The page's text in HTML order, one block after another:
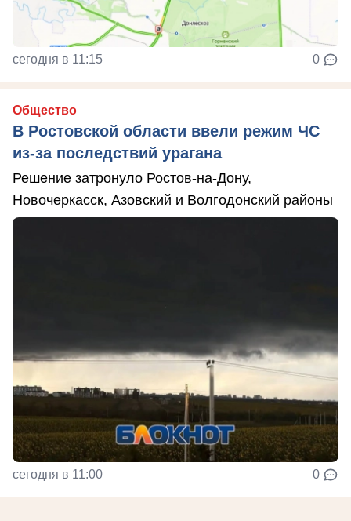
сегодня в 11:15 0
Общество
В Ростовской области ввели режим ЧС
из-за последствий урагана
Решение затронуло Ростов-на-Дону,
Новочеркасск, Азовский и Волгодонский районы
сегодня в 11:00 0